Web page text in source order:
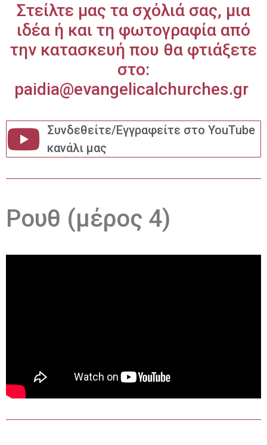
Στείλτε μας τα σχόλιά σας, μια
ιδέα ή και τη φωτογραφία από
την κατασκευή που θα φτιάξετε
στο:
paidia@evangelicalchurches.gr
Συνδεθείτε/Εγγραφείτε στο YouTube
κανάλι μας
Ρουθ (μέρος 4)